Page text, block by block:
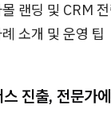
랜딩 및 CRM
소개 및 운영 팁
진출, 전문가